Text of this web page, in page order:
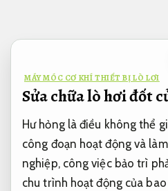
nội
MÁY MÓC CƠ KHÍ THIẾT BỊ LÒ LƠI
Sửa chữa lò hơi đốt
Hư hỏng là điều không thể
công đoạn hoạt động và
nghiệp, công việc bảo trì
chu trình hoạt động của